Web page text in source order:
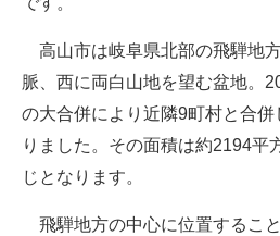
高山市は岐阜県北部の飛騨地
脈、西に両白山地を望む盆地。
の大合併により近隣9町村と合
りました。その面積は約2194平
じとなります。
飛騨地方の中心に位置するこ